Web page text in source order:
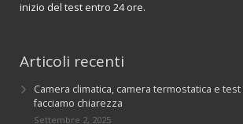
inizio del test entro 24 ore.
Articoli recenti
Camera climatica, camera termostatica e
facciamo chiarezza
Settembre 2, 2025